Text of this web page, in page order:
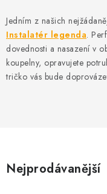
VÁNOCE
PROVIZNÍ SYSTÉM
Časté otázky
Jedním z našich
Instalatér legenda.
dovednosti a nasazení v
koupelny, opravujete
tričko vás bude
Nejprodávanější